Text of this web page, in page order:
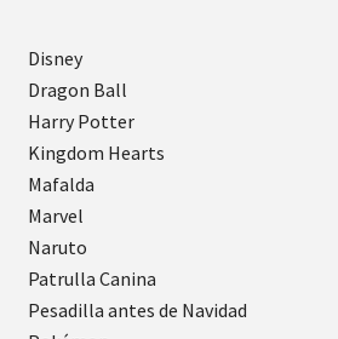
Disney
Dragon Ball
Harry Potter
Kingdom Hearts
Mafalda
Marvel
Naruto
Patrulla Canina
Pesadilla antes de Navidad